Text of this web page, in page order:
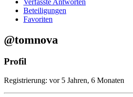
Verfasste Antworten
Beteiligungen
Favoriten
@tomnova
Profil
Registrierung: vor 5 Jahren, 6 Monaten